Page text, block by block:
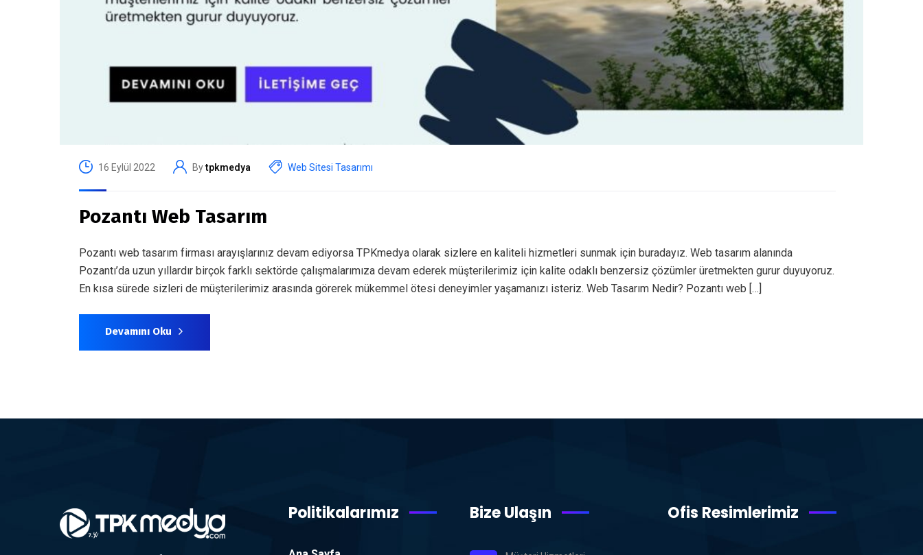
16 Eylül 2022 Bytpkmedya Web Sitesi Tasarımı
Pozantı Web Tasarım
Pozantı web tasarım firması arayışlarınız devam ediyorsa TPKmedya olarak sizlere en kaliteli hizmetleri sunmak için buradayız. Web tasarım alanında
Pozantı’da uzun yıllardır birçok farklı sektörde çalışmalarımıza devam ederek müşterilerimiz için kalite odaklı benzersiz çözümler üretmekten gurur duyuyoruz.
En kısa sürede sizleri de müşterilerimiz arasında görerek mükemmel ötesi deneyimler yaşamanızı isteriz. Web Tasarım Nedir? Pozantı web […]
Devamını Oku
Politikalarımız Bize Ulaşın Ofis Resimlerimiz